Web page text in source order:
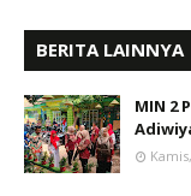
BERITA LAINNYA
MIN 2